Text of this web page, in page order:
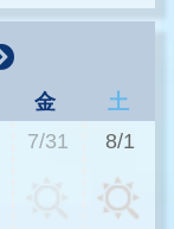
金
土
7/31 8/1